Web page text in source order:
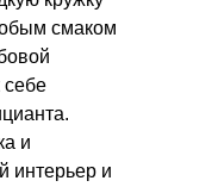
смаком
себе
и
интерьер и